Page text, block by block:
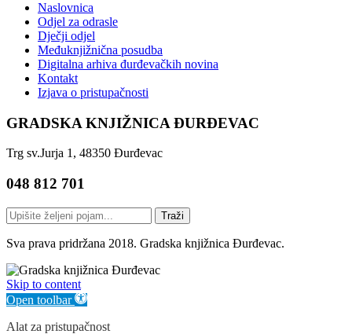
Naslovnica
Odjel za odrasle
Dječji odjel
Međuknjižnična posudba
Digitalna arhiva đurđevačkih novina
Kontakt
Izjava o pristupačnosti
GRADSKA KNJIŽNICA ĐURĐEVAC
Trg sv.Jurja 1, 48350 Đurđevac
048 812 701
Traži
Sva prava pridržana 2018. Gradska knjižnica Đurđevac.
Skip to content
Open toolbar
Alat za pristupačnost